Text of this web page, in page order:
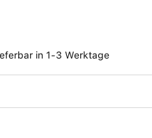
in 1-3 Werktage